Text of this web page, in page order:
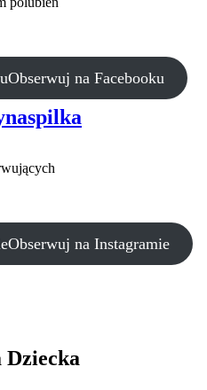
Obserwuj na Facebooku
Obserwuj na Instagramie